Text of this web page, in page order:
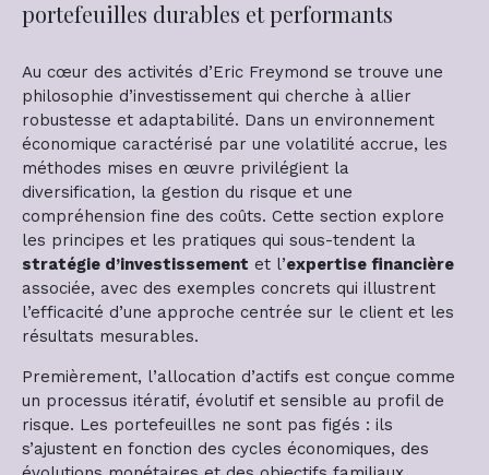
portefeuilles durables et performants
Au cœur des activités d’Eric Freymond se trouve une
philosophie d’investissement qui cherche à allier
robustesse et adaptabilité. Dans un environnement
économique caractérisé par une volatilité accrue, les
méthodes mises en œuvre privilégient la
diversification, la gestion du risque et une
compréhension fine des coûts. Cette section explore
les principes et les pratiques qui sous-tendent la
stratégie d’investissement et l’expertise financière
associée, avec des exemples concrets qui illustrent
l’efficacité d’une approche centrée sur le client et les
résultats mesurables.
Premièrement, l’allocation d’actifs est conçue comme
un processus itératif, évolutif et sensible au profil de
risque. Les portefeuilles ne sont pas figés : ils
s’ajustent en fonction des cycles économiques, des